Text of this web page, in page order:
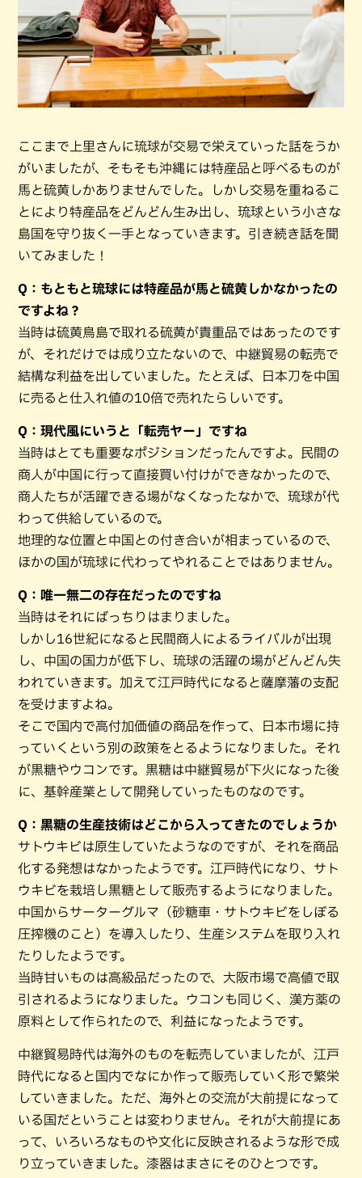
ここまで上里さんに琉球が交易で栄えていった話をうか
がいましたが、そもそも沖縄には特産品と呼べるものが
馬と硫黄しかありませんでした。しかし交易を重ねるこ
とにより特産品をどんどん生み出し、琉球という小さな
島国を守り抜く一手となっていきます。引き続き話を聞
いてみました！
Q：もともと琉球には特産品が馬と硫黄しかなかったの
ですよね？
当時は硫黄鳥島で取れる硫黄が貴重品ではあったのです
が、それだけでは成り立たないので、中継貿易の転売で
結構な利益を出していました。たとえば、日本刀を中国
に売ると仕入れ値の10倍で売れたらしいです。
Q：現代風にいうと「転売ヤー」ですね
当時はとても重要なポジションだったんですよ。民間の
商人が中国に行って直接買い付けができなかったので、
商人たちが活躍できる場がなくなったなかで、琉球が代
わって供給しているので。
地理的な位置と中国との付き合いが相まっているので、
ほかの国が琉球に代わってやれることではありません。
Q：唯一無二の存在だったのですね
当時はそれにばっちりはまりました。
しかし16世紀になると民間商人によるライバルが出現
し、中国の国力が低下し、琉球の活躍の場がどんどん失
われていきます。加えて江戸時代になると薩摩藩の支配
を受けますよね。
そこで国内で高付加価値の商品を作って、日本市場に持
っていくという別の政策をとるようになりました。それ
が黒糖やウコンです。黒糖は中継貿易が下火になった後
に、基幹産業として開発していったものなのです。
Q：黒糖の生産技術はどこから入ってきたのでしょうか
サトウキビは原生していたようなのですが、それを商品
化する発想はなかったようです。江戸時代になり、サト
ウキビを栽培し黒糖として販売するようになりました。
中国からサーターグルマ（砂糖車・サトウキビをしぼる
圧搾機のこと）を導入したり、生産システムを取り入れ
たりしたようです。
当時甘いものは高級品だったので、大阪市場で高値で取
引されるようになりました。ウコンも同じく、漢方薬の
原料として作られたので、利益になったようです。
中継貿易時代は海外のものを転売していましたが、江戸
時代になると国内でなにか作って販売していく形で繁栄
していきました。ただ、海外との交流が大前提になって
いる国だということは変わりません。それが大前提にあ
って、いろいろなものや文化に反映されるような形で成
り立っていきました。漆器はまさにそのひとつです。